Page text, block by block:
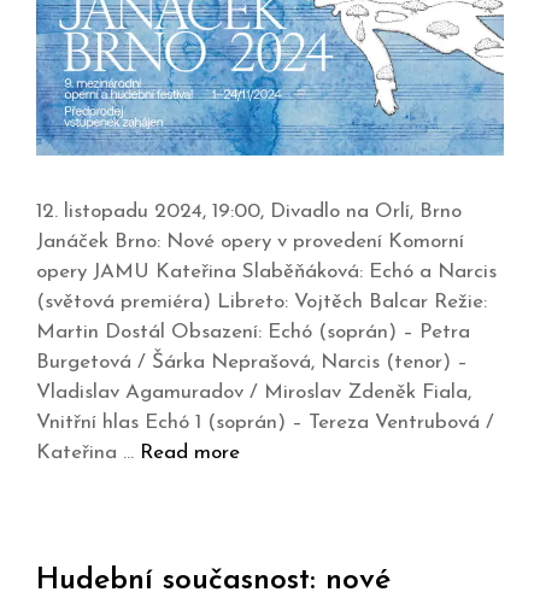
12. listopadu 2024, 19:00, Divadlo na Orlí, Brno
Janáček Brno: Nové opery v provedení Komorní
opery JAMU Kateřina Slaběňáková: Echó a Narcis
(světová premiéra) Libreto: Vojtěch Balcar Režie:
Martin Dostál Obsazení: Echó (soprán) – Petra
Burgetová / Šárka Neprašová, Narcis (tenor) –
Vladislav Agamuradov / Miroslav Zdeněk Fiala,
Vnitřní hlas Echó 1 (soprán) – Tereza Ventrubová /
Kateřina … Read more
Hudební současnost: nové